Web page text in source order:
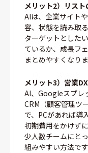
メリット2）リス
AIは、企業サイト
容、状態を読み取
ターゲットとした
ているか、成長フ
まとめやすくなりま
メリット3）営業
AI、Googleスプレ
CRM（顧客管理ツ
で、PCがあれば導
初期費用をかけず
少人数チームにと
組みやすい方法です